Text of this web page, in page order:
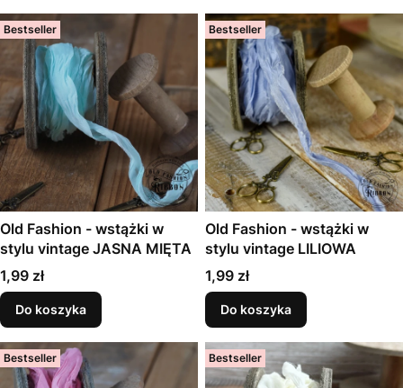
Bestseller
Old Fashion - wstążki w
stylu vintage JASNA MIĘTA
Cena
1,99 zł
Do koszyka
Bestseller
Old Fashion - wstążki w
stylu vintage LILIOWA
Cena
1,99 zł
Do koszyka
Bestseller Bestseller